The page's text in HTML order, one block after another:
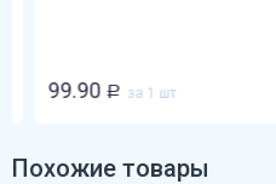
99.90 за 1 шт
Похожие товары